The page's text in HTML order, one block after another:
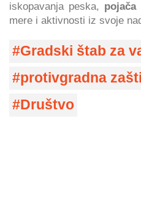
iskopavanja peska, pojača
mere i aktivnosti iz svoje
Gradski štab za
protivgradna
Društvo